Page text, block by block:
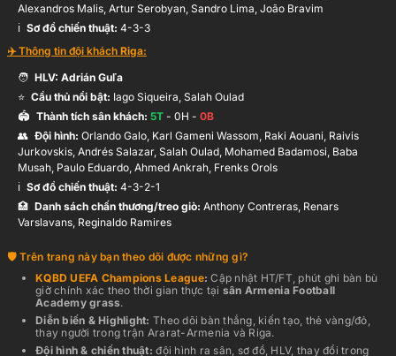
Alexandros Malis, Artur Serobyan, Sandro Lima, João Bravim
ℹ️️ Sơ đồ chiến thuật: 4-3-3
✈️ Thông tin đội khách Riga:
🧑 HLV: Adrián Guľa
⭐ Cầu thủ nổi bật: Iago Siqueira, Salah Oulad
🏟️ Thành tích sân khách: 5T - 0H - 0B
👥 Đội hình: Orlando Galo, Karl Gameni Wassom, Raki Aouani, Raivis
Jurkovskis, Andrés Salazar, Salah Oulad, Mohamed Badamosi, Baba
Musah, Paulo Eduardo, Ahmed Ankrah, Frenks Orols
ℹ️️ Sơ đồ chiến thuật: 4-3-2-1
🏥 Danh sách chấn thương/treo giò: Anthony Contreras, Renars
Varslavans, Reginaldo Ramires
Trên trang này bạn theo dõi được những gì?
KQBDUEFA Champions League: Cập nhật HT/FT, phút ghi bàn bù
giờ chính xác theo thời gian thực tại sân Armenia Football
Academy grass.
Diễn biến & Highlight: Theo dõi bàn thắng, kiến tạo, thẻ vàng/đỏ,
thay người trong trận Ararat-Armenia và Riga.
Đội hình & chiến thuật:đội hình ra sân, sơ đồ, HLV, thay đổi trong